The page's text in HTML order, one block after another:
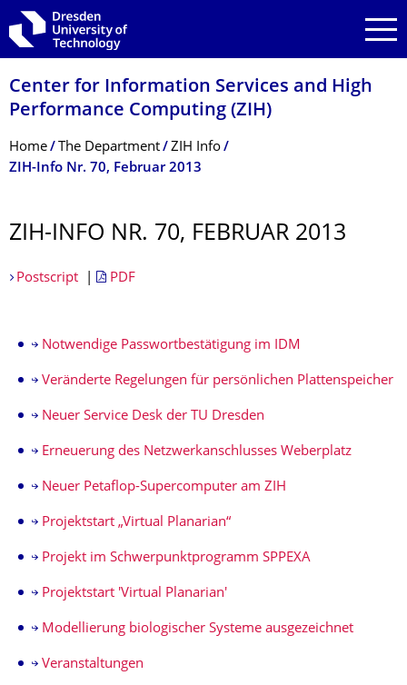
Skip to main navigation
Skip to search
Skip to content
Center for Information Services and High
Performance Computing (ZIH)
Breadcrumb Menu
Home The Department
ZIH Info
ZIH-Info Nr. 70, Februar 2013
ZIH-INFO NR. 70, FEBRUAR 2013
Postscript| PDF
Notwendige Passwortbestätigung im IDM
Veränderte Regelungen für persönlichen Plattenspeicher
Neuer Service Desk der TU Dresden
Erneuerung des Netzwerkanschlusses Weberplatz
Neuer Petaflop-Supercomputer am ZIH
Projektstart „Virtual Planarian“
Projekt im Schwerpunktprogramm SPPEXA
Projektstart 'Virtual Planarian'
Modellierung biologischer Systeme ausgezeichnet
Veranstaltungen